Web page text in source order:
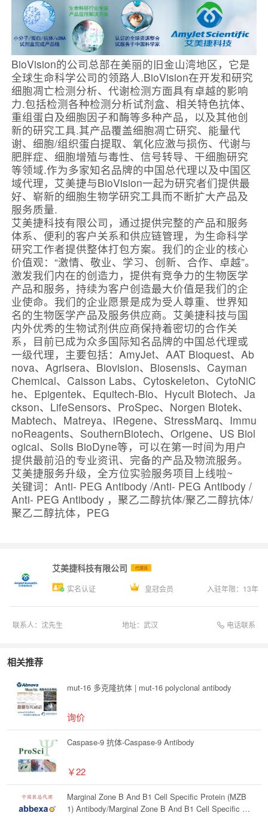
BioVision的公司总部在美丽的旧金山湾地区，它是
全球生命科学公司的领路人.BioVision在开发和研究
细胞凋亡检测分析、代谢检测方面具有卓越的影响
力.包括检测各种检测分析试剂盒、相关特色抗体、
重组蛋白及细胞因子和酶等多种产品，以及其他创
新的研究工具.其产品覆盖细胞凋亡研究、能量代
谢、细胞/组织蛋白提取、氧化应激与损伤、代谢与
肥胖症、细胞增殖与毒性、信号转导、干细胞研究
等领域.作为多家知名品牌的中国总代理以及中国区
域代理，艾美捷与BioVision一起为研究者们提供最
好、崭新的细胞生物学研究工具而不断扩大产品及
服务质量.
艾美捷科技有限公司，通过提供完整的产品和服务
体系、便利的客户关系和供应链管理，为生命科学
研究工作者提供整体打包方案。我们的企业的核心
价值观：“激情、敬业、学习、创新、合作、卓越”。
激发我们内在的创造力，提供有竞争力的生物医学
产品和服务，持续为客户创造最大价值是我们的企
业使命。我们的企业愿景是成为受人尊重、世界知
名的生物医学产品及服务供应商。艾美捷科技与国
内外优秀的生物试剂供应商保持着密切的合作关
系，目前已成为众多国际知名品牌的中国总代理或
一级代理，主要包括：AmyJet、AAT Bioquest、Ab
nova、Agrisera、Biovision、Biosensis、Cayman
Chemical、Caisson Labs、Cytoskeleton、CytoNiC
he、Epigentek、Equitech-Bio、Hycult Biotech、Ja
ckson、LifeSensors、ProSpec、Norgen Biotek、
Mabtech、Matreya、iRegene、StressMarq、Immu
noReagents、SouthernBiotech、Origene、US Biol
ogical、Solis BioDyne等，可以在第一时间为用户
提供最前沿的专业资讯、完备的产品及物流服务。
艾美捷服务升级，全方位实验服务项目上线啦~
关键词：Anti- PEG Antibody /Anti- PEG Antibody /
Anti- PEG Antibody ，聚乙二醇抗体/聚乙二醇抗体/
聚乙二醇抗体，PEG
艾美捷科技有限公司 代理商
实名认证 皇冠会员 入驻年限： 13年
联系人： 沈先生 地址： 武汉 电话联系
相关推荐
mut-16 多克隆抗体 | mut-16 polyclonal antibody
询价
Caspase-9 抗体-Caspase-9 Antibody
￥22
Marginal Zone B And B1 Cell Specific Protein (MZB
1) Antibody/Marginal Zone B And B1 Cell Specific Pr